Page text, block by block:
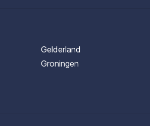
Gelderland
Groningen